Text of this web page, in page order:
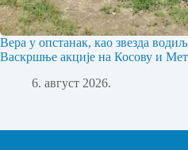
Вера у опстанак, као звезда
Васкршње акције на Косову и
6. август 2026.